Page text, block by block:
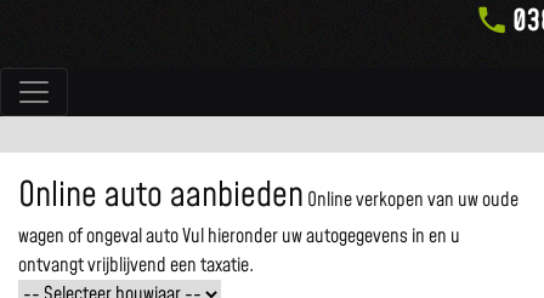
Hoofdnavigatie
Online auto aanbieden Online verkopen van uw oude
wagen of ongeval autoVul hieronder uw autogegevens in en u
ontvangt vrijblijvend een taxatie.